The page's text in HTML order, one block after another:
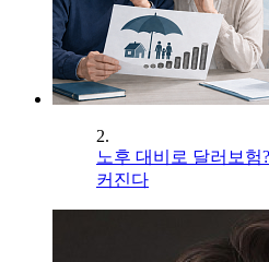
2.
노후 대비로 달러보
커진다